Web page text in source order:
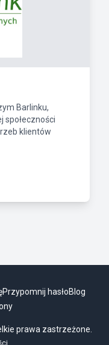
Barlinku,
społeczności
klientów
Przypomnij hasłoBlog
prawa zastrzeżone.